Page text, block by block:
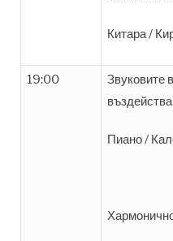
Китара /
19:00
Звуковите
Пиано /